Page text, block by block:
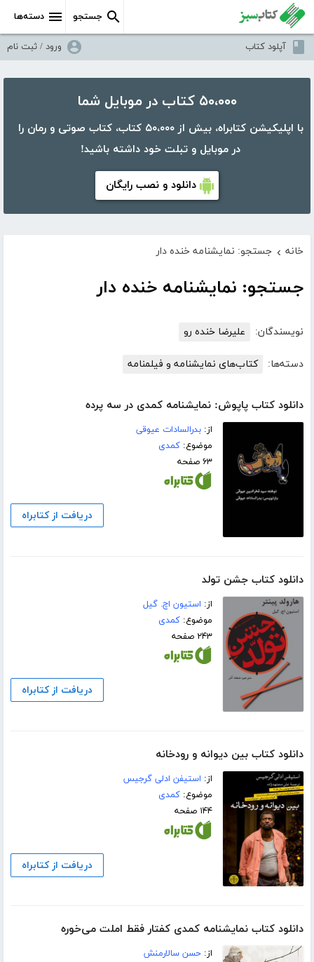
دسته‌ها جستجو
آپلود کتاب ورود / ثبت نام
۵۰،۰۰۰ کتاب در موبایل شما
با اپلیکیشن کتابراه، بیش از ۵۰،۰۰۰ کتاب، کتاب صوتی و رمان را
در موبایل و تبلت خود داشته باشید!
دانلود و نصب رایگان
خانه › جستجو: نمایشنامه خنده دار
جستجو: نمایشنامه خنده دار
نویسندگان: علیرضا خنده رو
دسته‌ها: کتاب‌های نمایشنامه و فیلمنامه
دانلود کتاب پاپوش: نمایشنامه کمدی در سه پرده
از:بدرالسادات عیوقی
موضوع:کمدی
۶۳ صفحه
دریافت از کتابراه
دانلود کتاب جشن تولد
از: استیون اچ. گیل
موضوع:کمدی
۲۴۳ صفحه
دریافت از کتابراه
دانلود کتاب بین دیوانه و رودخانه
از: استیفن ادلی گرجیس
موضوع:کمدی
۱۴۴ صفحه
دریافت از کتابراه
دانلود کتاب نمایشنامه کمدی کفتار فقط املت می‌خوره
از:حسن سالارمنش